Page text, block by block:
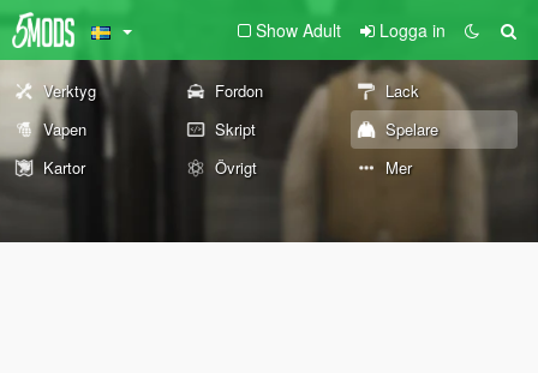
Show Adult Logga in
Verktyg Fordon
Lack
Vapen
Skript
Spelare
Kartor
Övrigt Mer